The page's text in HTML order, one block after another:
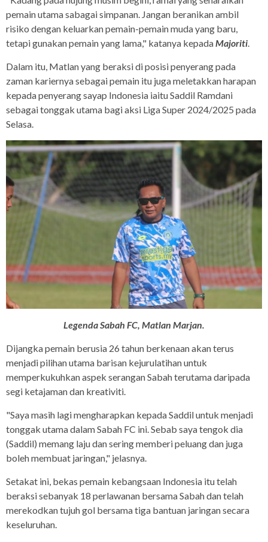
pemain utama sabagai simpanan. Jangan beranikan ambil
risiko dengan keluarkan pemain-pemain muda yang baru,
tetapi gunakan pemain yang lama," katanya kepada Majoriti
Dalam itu, Matlan yang beraksi di posisi penyerang pada
zaman kariernya sebagai pemain itu juga meletakkan harapan
kepada penyerang sayap Indonesia iaitu Saddil Ramdani
sebagai tonggak utama bagi aksi Liga Super 2024/2025 pada
Selasa.
Legenda Sabah FC, Matlan Marjan.
Dijangka pemain berusia 26 tahun berkenaan akan terus
menjadi pilihan utama barisan kejurulatihan untuk
memperkukuhkan aspek serangan Sabah terutama daripada
segi ketajaman dan kreativiti.
"Saya masih lagi mengharapkan kepada Saddil untuk menjadi
tonggak utama dalam Sabah FC ini. Sebab saya tengok dia
(Saddil) memang laju dan sering memberi peluang dan juga
boleh membuat jaringan," jelasnya.
Setakat ini, bekas pemain kebangsaan Indonesia itu telah
beraksi sebanyak 18 perlawanan bersama Sabah dan telah
merekodkan tujuh gol bersama tiga bantuan jaringan secara
keseluruhan.